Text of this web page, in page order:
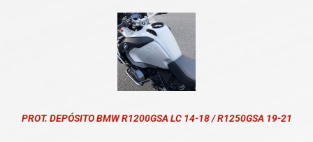
PROT. DEPÓSITO BMW R1200GSA LC 14-18 / R1250GSA 19-21